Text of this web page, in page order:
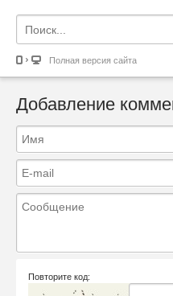
Полная версия сайта
Добавление
Повторите код: